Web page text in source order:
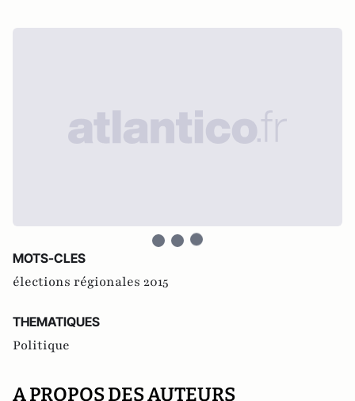
MOTS-CLES
élections régionales 2015
THEMATIQUES
Politique
A PROPOS DES AUTEURS